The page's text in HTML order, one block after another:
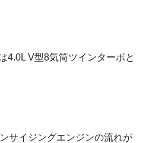
4.0L V型8気筒ツインターボと
サイジングエンジンの流れが